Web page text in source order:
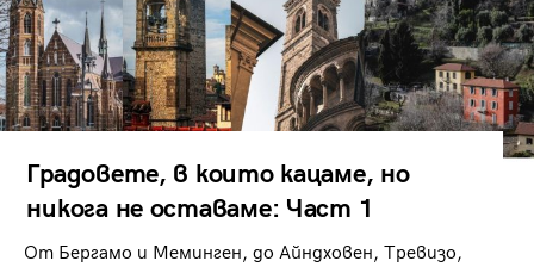
Градовете, в които кацаме, но
никога не оставаме: Част 1
От Бергамо и Меминген, до Айндховен, Тревизо,